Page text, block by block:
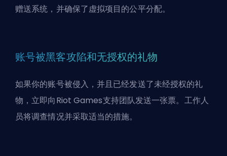
赠送系统，并确保了虚拟项目的公平分配。
账号被黑客攻陷和无授权的礼物
如果你的账号被侵入，并且已经发送了未经授权的礼
物，立即向Riot Games支持团队发送一张票。工作人
员将调查情况并采取适当的措施。